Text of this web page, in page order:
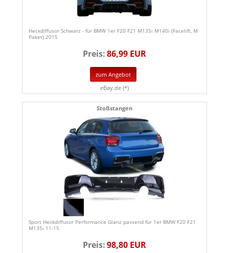
Heckdiffusor Schwarz - für BMW 1er F20 F21 M135i M140i (Facelift, M
Paket) 2015
Preis:86,99 EUR
zum Angebot
eBay.de (*)
Stoßstangen
Sport Heckdiffusor Performance Glanz passend für 1er BMW F20 F21
M135i 11-15
Preis:98,80 EUR